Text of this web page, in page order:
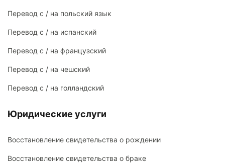
Перевод с / на польский язык
Перевод с / на испанский
Перевод с / на французский
Перевод с / на чешский
Перевод с / на голландский
Юридические услуги
Восстановление свидетельства о рождении
Восстановление свидетельства о браке